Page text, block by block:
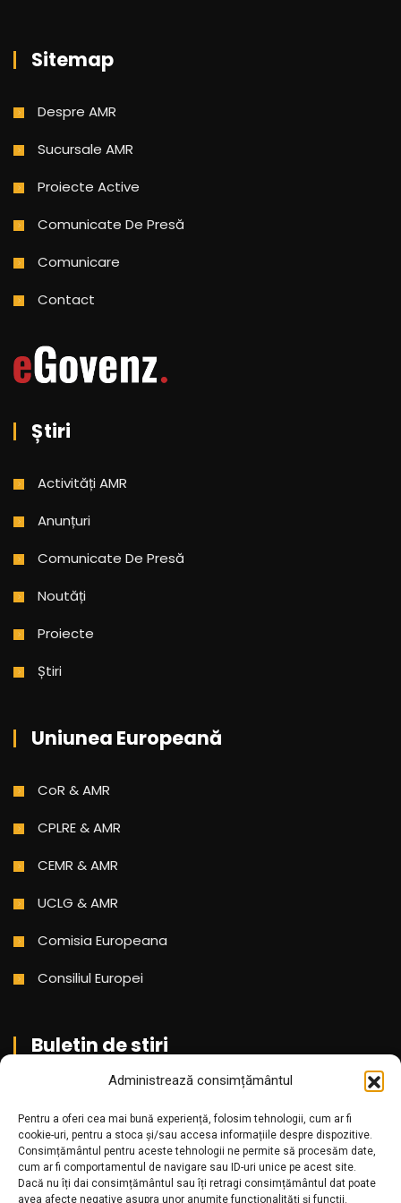
Administrează consimțământul
Pentru a oferi cea mai bună experiență, folosim tehnologii, cum ar fi
cookie-uri, pentru a stoca și/sau accesa informațiile despre dispozitive.
Consimțământul pentru aceste tehnologii ne permite să procesăm date,
cum ar fi comportamentul de navigare sau ID-uri unice pe acest site.
Dacă nu îți dai consimțământul sau îți retragi consimțământul dat poate
avea afecte negative asupra unor anumite funcționalități și funcții.
Sitemap
Despre AMR
Sucursale AMR
Proiecte Active
Comunicate De Presă
Comunicare
Contact
Știri
Activități AMR
Anunțuri
Comunicate De Presă
Noutăți
Proiecte
Știri
Uniunea Europeană
CoR & AMR
CPLRE & AMR
CEMR & AMR
UCLG & AMR
Comisia Europeana
Consiliul Europei
Buletin de stiri
Aboneaza-te pentru a primi cele mai noi stiri din partea
noastra!